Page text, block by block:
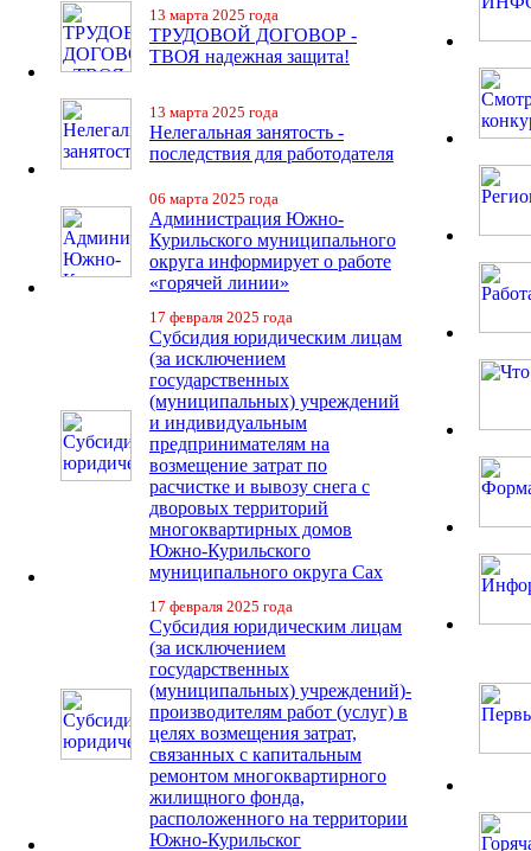
13 марта 2025 года
ТРУДОВОЙ ДОГОВОР -
ТВОЯ надежная защита!
13 марта 2025 года
Нелегальная занятость -
последствия для работодателя
06 марта 2025 года
Администрация Южно-
Курильского муниципального
округа информирует о работе
«горячей линии»
17 февраля 2025 года
Субсидия юридическим лицам
(за исключением
государственных
(муниципальных) учреждений
и индивидуальным
предпринимателям на
возмещение затрат по
расчистке и вывозу снега с
дворовых территорий
многоквартирных домов
Южно-Курильского
муниципального округа Сах
17 февраля 2025 года
Субсидия юридическим лицам
(за исключением
государственных
(муниципальных) учреждений)-
производителям работ (услуг) в
целях возмещения затрат,
связанных с капитальным
ремонтом многоквартирного
жилищного фонда,
расположенного на территории
Южно-Курильског